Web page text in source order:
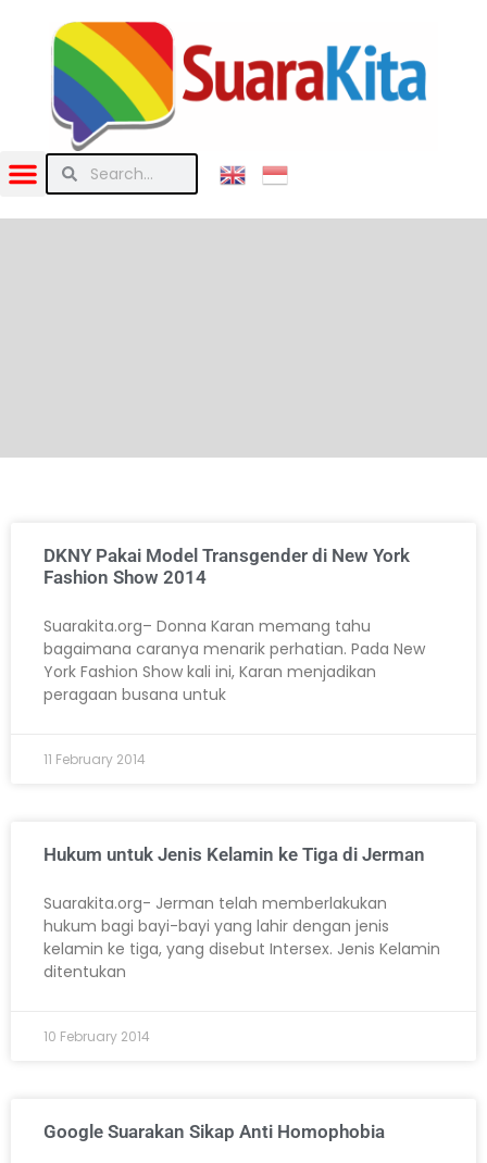
DKNY Pakai Model Transgender di New York
Fashion Show 2014
Suarakita.org– Donna Karan memang tahu
bagaimana caranya menarik perhatian. Pada New
York Fashion Show kali ini, Karan menjadikan
peragaan busana untuk
11 February 2014
Hukum untuk Jenis Kelamin ke Tiga di Jerman
Suarakita.org- Jerman telah memberlakukan
hukum bagi bayi-bayi yang lahir dengan jenis
kelamin ke tiga, yang disebut Intersex. Jenis Kelamin
ditentukan
10 February 2014
Google Suarakan Sikap Anti Homophobia